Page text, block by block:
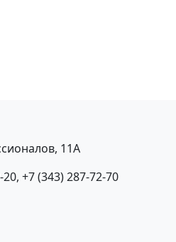
11А
20, +7 (343) 287-72-70